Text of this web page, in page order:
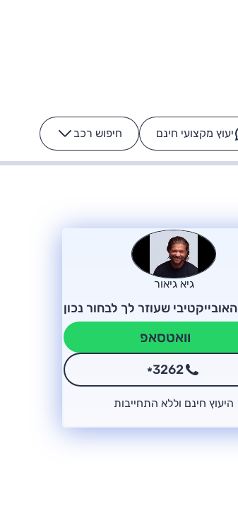
יעוץ מקצועי חינם חיפוש רכב
הרכב לא מתקלקל. המסך
כן
גיא גיאור
שעוזר לך לבחור נכון
וואטסאפ
*3262
היעוץ חינם וללא התחייבות